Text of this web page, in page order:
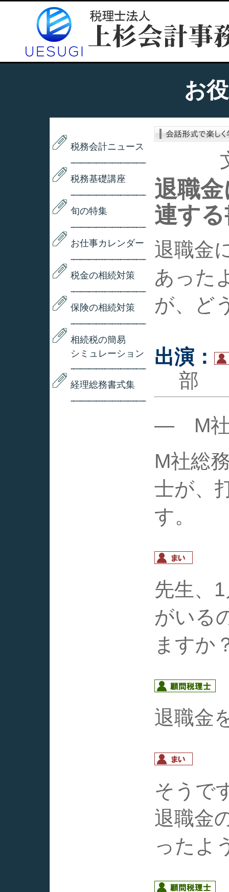
お
税務会計ニュース
税務基礎講座
旬の特集
お仕事カレンダー
税金の相続対策
保険の相続対策
相続税の簡易
シミュレーション
経理総務書式集
退職
連す
退職金
あった
が、ど
出演：
― M
M社総
士が、
す。
先生、
がいる
ますか
退職金
そうで
退職金
ったよ